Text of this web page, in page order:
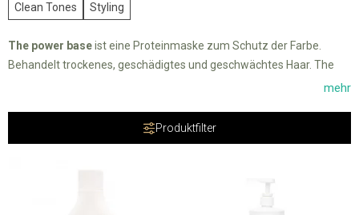
Clean Tones
Styling
The power baseist eine Proteinmaske zum Schutz der Farbe.
Behandelt trockenes, geschädigtes und geschwächtes Haar. The
Power Base ist eine intensive Zweikomponenten-Behandlung, diemehr
Produktfilter